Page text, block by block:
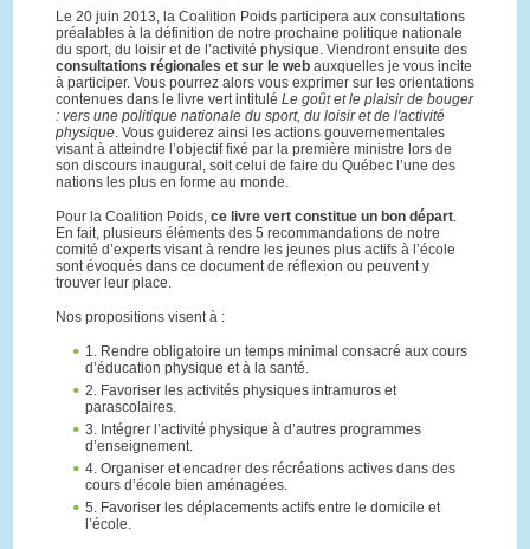
Le 20 juin 2013, la Coalition Poids participera aux consultations
préalables à la définition de notre prochaine politique nationale
du sport, du loisir et de l’activité physique. Viendront ensuite des
consultations régionales et sur le webauxquelles je vous incite
à participer. Vous pourrez alors vous exprimer sur les orientations
contenues dans le livre vert intitulé Le goût et le plaisir de bouger
: vers une politique nationale du sport, du loisir et de l'activité
physique. Vous guiderez ainsi les actions gouvernementales
visant à atteindre l’objectif fixé par la première ministre lors de
son discours inaugural, soit celui de faire du Québec l’une des
nations les plus en forme au monde.
Pour la Coalition Poids, ce livre vert constitue un bon départ.
En fait, plusieurs éléments des 5 recommandations de notre
comité d’experts visant à rendre les jeunes plus actifs à l’école
sont évoqués dans ce document de réflexion ou peuvent y
trouver leur place.
Nos propositions visent à :
1. Rendre obligatoire un temps minimal consacré aux cours
d’éducation physique et à la santé.
2. Favoriser les activités physiques intramuros et
parascolaires.
3. Intégrer l’activité physique à d’autres programmes
d’enseignement.
4. Organiser et encadrer des récréations actives dans des
cours d’école bien aménagées.
5. Favoriser les déplacements actifs entre le domicile et
l’école.